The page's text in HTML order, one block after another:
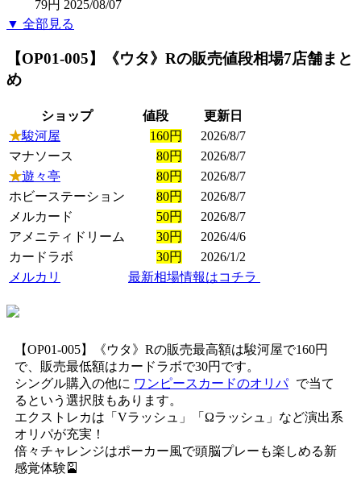
79円 2025/08/07
▼ 全部見る
【OP01-005】《ウタ》Rの販売値段相場7店舗まと
め
ショップ 値段
更新日
★駿河屋 160円
2026/8/7
マナソース
80円
2026/8/7
★遊々亭 80円
2026/8/7
ホビーステーション
80円
2026/8/7
メルカード
50円
2026/8/7
アメニティドリーム
30円
2026/4/6
カードラボ
30円
2026/1/2
メルカリ
最新相場情報はコチラ
【OP01-005】《ウタ》Rの販売最高額は駿河屋で160円
で、販売最低額はカードラボで30円です。
シングル購入の他に ワンピースカードのオリパ で当て
るという選択肢もあります。
エクストレカは「Vラッシュ」「Ωラッシュ」など演出系
オリパが充実！
倍々チャレンジはポーカー風で頭脳プレーも楽しめる新
感覚体験🎴